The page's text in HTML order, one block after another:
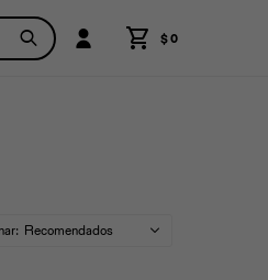
$0
Recomendados